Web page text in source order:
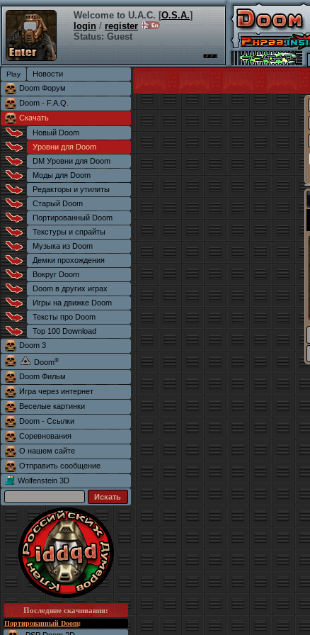
Welcome to U.A.C. [O.S.A.]
login / register
Status: Guest
Новости
Doom Форум
Doom - F.A.Q.
Скачать
Новый Doom
Уровни для Doom
DM Уровни для Doom
Моды для Doom
Редакторы и утилиты
Старый Doom
Портированный Doom
Текстуры и спрайты
Музыка из Doom
Демки прохождения
Вокруг Doom
Doom в других играх
Игры на движке Doom
Тексты про Doom
Top 100 Download
Doom 3
Doom®
Doom Фильм
Игра через интернет
Веселые картинки
Doom - Ссылки
Соревнования
О нашем сайте
Отправить сообщение
Wolfenstein 3D
Последние скачивания:
Портированный Doom: